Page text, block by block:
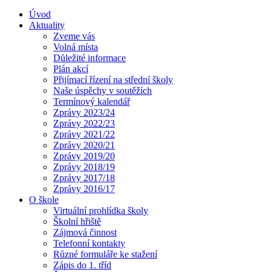
Úvod
Aktuality
Zveme vás
Volná místa
Důležité informace
Plán akcí
Přijímací řízení na střední školy
Naše úspěchy v soutěžích
Termínový kalendář
Zprávy 2023/24
Zprávy 2022/23
Zprávy 2021/22
Zprávy 2020/21
Zprávy 2019/20
Zprávy 2018/19
Zprávy 2017/18
Zprávy 2016/17
O škole
Virtuální prohlídka školy
Školní hřiště
Zájmová činnost
Telefonní kontakty
Různé formuláře ke stažení
Zápis do 1. tříd